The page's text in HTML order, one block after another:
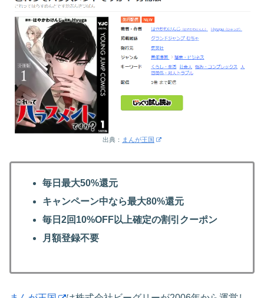
出典： まんが王国
毎日最大50%還元
キャンペーン中なら最大80%還元
毎日2回10%OFF以上確定の割引クーポン
月額登録不要